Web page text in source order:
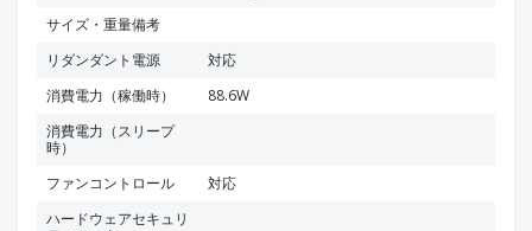
サイズ・重量備考
リダンダント電源
対応
消費電力（稼働時）
88.6W
消費電力（スリープ
時）
ファンコントロール
対応
ハードウェアセキュリ